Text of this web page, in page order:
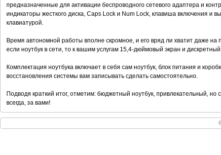
предназначенные для активации беспроводного сетевого адаптера и
индикаторы жесткого диска, Caps Lock и Num Lock, клавиша включения и
клавиатурой.
Время автономной работы вполне скромное, и его вряд ли хватит даже
если ноутбук в сети, то к вашим услугам 15,4-дюймовый экран и
Комплектация ноутбука включает в себя сам ноутбук, блок питания и
восстановления системы вам записывать сделать самостоятельно.
Подводя краткий итог, отметим: бюджетный ноутбук, привлекательный,
всегда, за вами!